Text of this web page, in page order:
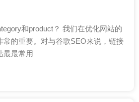
和product？ 我们在优化网站的
常的重要。对与谷歌SEO来说，链接
最最常用